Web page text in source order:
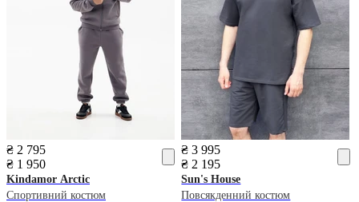
₴ 2 795
₴ 1 950
Kindamor Arctic
Спортивний костюм
₴ 3 995
₴ 2 195
Sun's House
Повсякденний костюм